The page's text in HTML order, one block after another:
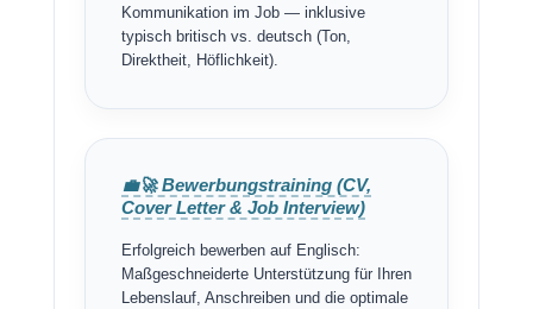
Kommunikation im Job — inklusive
typisch britisch vs. deutsch (Ton,
Direktheit, Höflichkeit).
💼🚀 Bewerbungstraining (CV,
Cover Letter & Job Interview)
Erfolgreich bewerben auf Englisch:
Maßgeschneiderte Unterstützung für Ihren
Lebenslauf, Anschreiben und die optimale